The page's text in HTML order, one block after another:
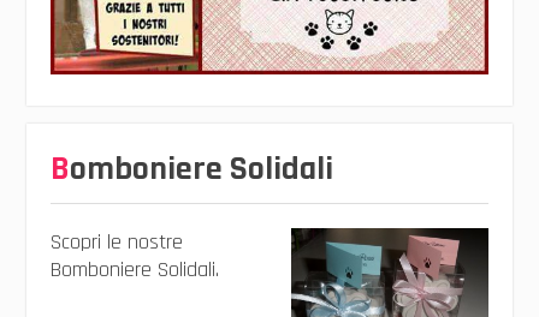
Bomboniere Solidali
Scopri le nostre
Bomboniere Solidali.